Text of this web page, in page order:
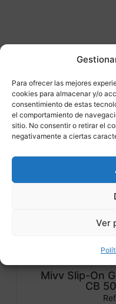
Para ofrecer las mejores
cookies para almacenar y/o
consentimiento de estas
el comportamiento de
sitio. No consentir o retirar el
negativamente a ciertas
Ver
CONSULTAR
Mivv Slip-On
CB